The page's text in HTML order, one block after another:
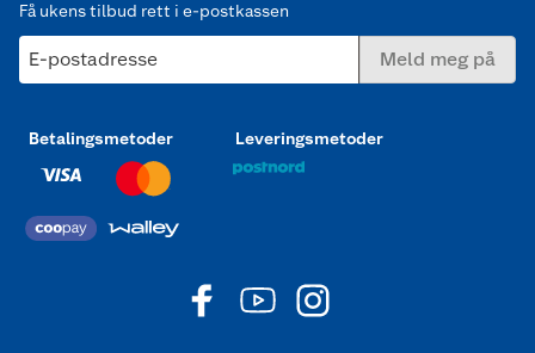
Få ukens tilbud rett i e-postkassen
E-postadresse Meld meg på
Betalingsmetoder Leveringsmetoder